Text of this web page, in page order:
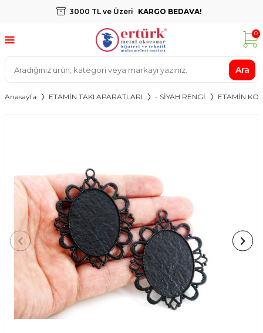
3000 TL ve Üzeri KARGO BEDAVA!
Ara
0
Anasayfa ETAMİN TAKI APARATLARI - SİYAH RENGİ ETAMİN